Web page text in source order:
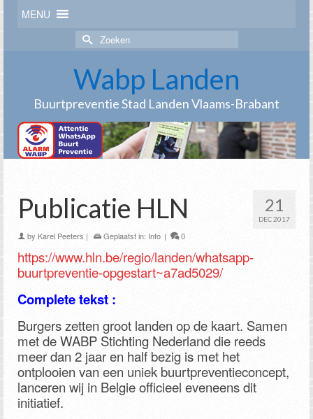
MENU
Zoek
naar:
Wabp Landen
Buurtpreventie Stad Landen Vlaams-Brabant
21
DEC 2017
Publicatie HLN
by Karel Peeters | Geplaatst in: Info | 0
https://www.hln.be/regio/landen/whatsapp-
buurtpreventie-opgestart~a7ad5029/
Complete tekst :
Burgers zetten groot landen op de kaart. Samen
met de WABP Stichting Nederland die reeds
meer dan 2 jaar en half bezig is met het
ontplooien van een uniek buurtpreventieconcept,
lanceren wij in Belgie officieel eveneens dit
initiatief.